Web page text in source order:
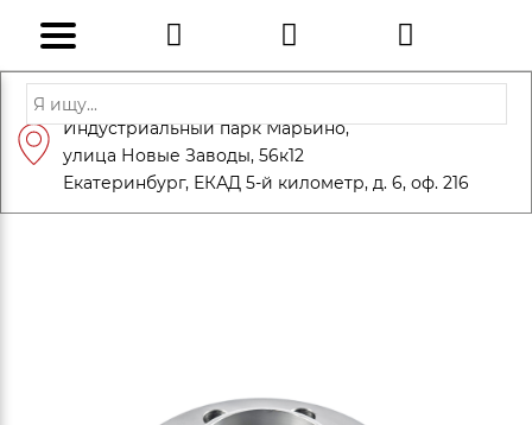
+7 (812) 600-10-15
info@eversteel.ru
Адрес: Санкт-Петербург, Петергоф,
Индустриальный парк Марьино,
улица Новые Заводы, 56к12
Екатеринбург, ЕКАД 5-й километр, д. 6, оф. 216
ЗАКАЗАТЬ ЗВОНОК